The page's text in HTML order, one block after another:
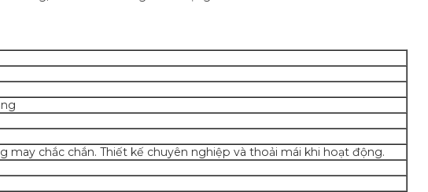
chắc chắn. Thiết kế chuyên nghiệp và thoải mái khi hoạt động.